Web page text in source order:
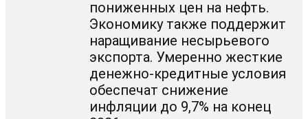
пониженных цен на нефть.
Экономику также поддержит
наращивание несырьевого
экспорта. Умеренно жесткие
денежно-кредитные условия
обеспечат снижение
инфляции до 9,7% на конец